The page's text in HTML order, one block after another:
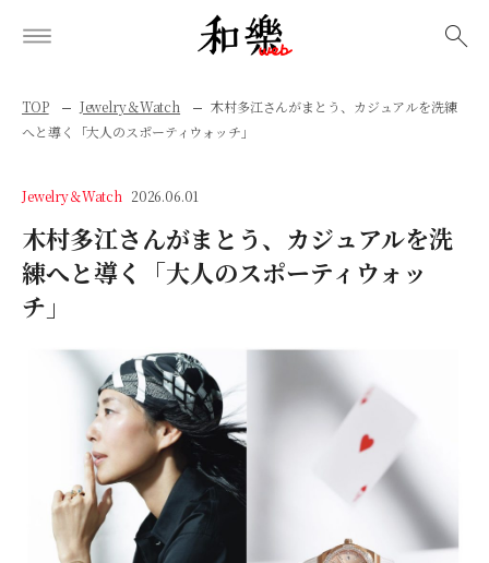
TOP Jewelry＆Watch
木村多江さんがまとう、カジュアルを洗練
へと導く「大人のスポーティウォッチ」
Jewelry＆Watch 2026.06.01
木村多江さんがまとう、カジュアルを洗
練へと導く「大人のスポーティウォッ
チ」